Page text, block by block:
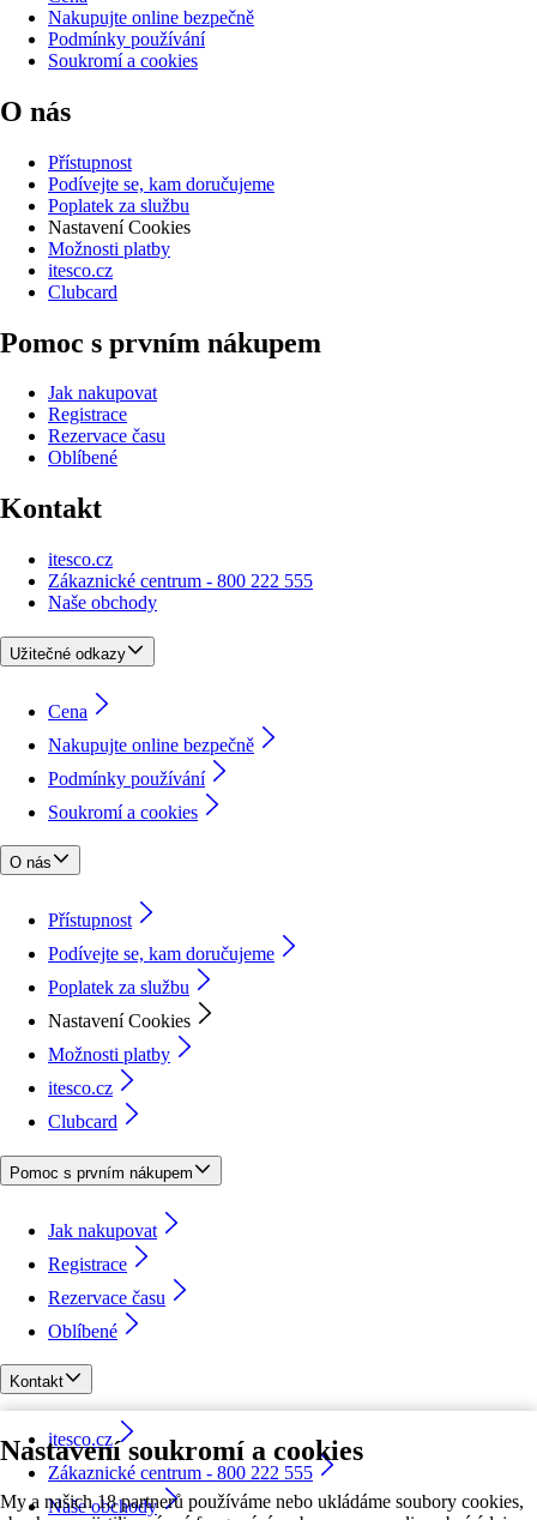
Nastavení soukromí a cookies
My a našich 18 partnerů používáme nebo ukládáme soubory cookies,
Nakupujte online bezpečně
Podmínky používání
Soukromí a cookies
O nás
Přístupnost
Podívejte se, kam doručujeme
Poplatek za službu
Nastavení Cookies
Možnosti platby
itesco.cz
Clubcard
Pomoc s prvním nákupem
Jak nakupovat
Registrace
Rezervace času
Oblíbené
Kontakt
itesco.cz
Zákaznické centrum - 800 222 555
Naše obchody
Užitečné odkazy
Cena
Nakupujte online bezpečně
Podmínky používání
Soukromí a cookies
O nás
Přístupnost
Podívejte se, kam doručujeme
Poplatek za službu
Nastavení Cookies
Možnosti platby
itesco.cz
Clubcard
Pomoc s prvním nákupem
Jak nakupovat
Registrace
Rezervace času
Oblíbené
Kontakt
itesco.cz
Zákaznické centrum - 800 222 555
Naše obchody